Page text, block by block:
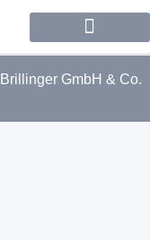
GmbH & Co.